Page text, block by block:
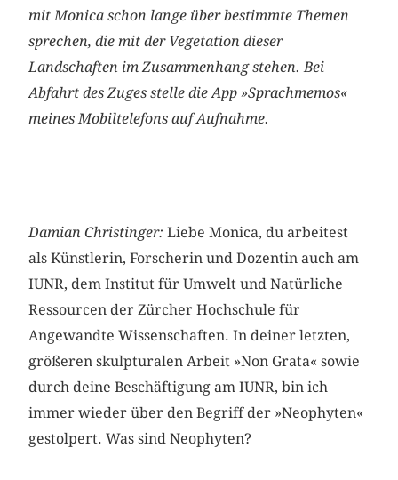
mit Monica schon lange über bestimmte Themen
sprechen, die mit der Vegetation dieser
Landschaften im Zusammenhang stehen. Bei
Abfahrt des Zuges stelle die App »Sprachmemos«
meines Mobil­telefons auf Aufnahme.
Damian Christinger:Liebe Monica, du arbeitest
als Künstlerin, Forscherin und Dozentin auch am
IUNR, dem Institut für Umwelt und Natürliche
Ressourcen der Zürcher Hochschule für
Angewandte Wissenschaften. In deiner letzten,
größeren skulpturalen Arbeit »Non Grata« sowie
durch deine Beschäftigung am IUNR, bin ich
immer wieder über den Begriff der »Neophyten«
gestolpert. Was sind Neophyten?